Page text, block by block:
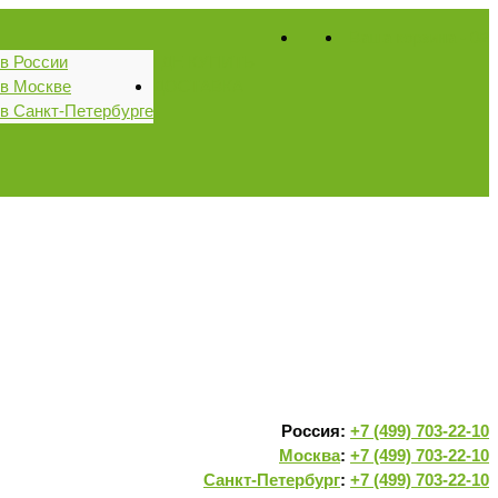
России
Москве
Санкт-Петербурге
Россия: +7 (499) 703-22-10
Москва: +7 (499) 703-22-10
Санкт-Петербург: +7 (499) 703-22-10